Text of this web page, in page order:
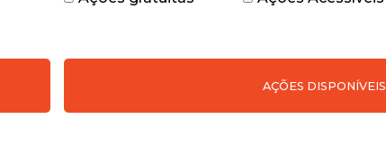
AÇÕES DISPONÍVEIS